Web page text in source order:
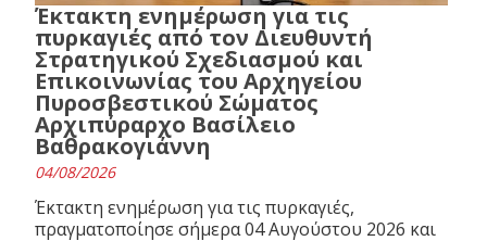
Έκτακτη ενημέρωση για τις
πυρκαγιές από τον Διευθυντή
Στρατηγικού Σχεδιασμού και
Επικοινωνίας του Αρχηγείου
Πυροσβεστικού Σώματος
Αρχιπύραρχο Βασίλειο
Βαθρακογιάννη
04/08/2026
Έκτακτη ενημέρωση για τις πυρκαγιές,
πραγματοποίησε σήμερα 04 Αυγούστου 2026 και